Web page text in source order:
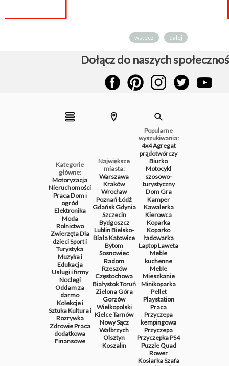
wstecz dalej
Dołącz do naszych
Kategorie
główne:
Motoryzacja
Nieruchomości
PracaDom i
ogród
Elektronika
Moda
Rolnictwo
ZwierzętaDla
dzieciSport i
Turystyka
Muzyka i
Edukacja
Usługi i firmy
Noclegi
Oddam za
darmo
Kolekcje i
SztukaKultura i
Rozrywka
ZdrowiePraca
dodatkowa
Finansowe
Największe
miasta:
Warszawa
Kraków
Wrocław
PoznańŁódź
GdańskGdynia
Szczecin
Bydgoszcz
LublinBielsko-
BiałaKatowice
Bytom
Sosnowiec
Radom
Rzeszów
Częstochowa
BiałystokToruń
Zielona Góra
Gorzów
Wielkopolski
KielceTarnów
Nowy Sącz
Wałbrzych
Olsztyn
Koszalin
Popularne
wyszukiwania:
4x4Agregat
prądotwórczy
Biurko
Motocykl
szosowo-
turystyczny
DomGra
Kamper
Kawalerka
Kierowca
Koparka
Koparko
ładowarka
LaptopLaweta
Meble
kuchenne
Meble
Mieszkanie
Minikoparka
Pellet
Playstation
Praca
Przyczepa
kempingowa
Przyczepa
PrzyczepkaPS4
PuzzleQuad
Rower
KosiarkaSzafa